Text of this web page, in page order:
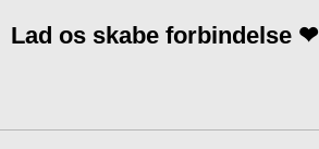
Lad os skabe forbindelse ❤